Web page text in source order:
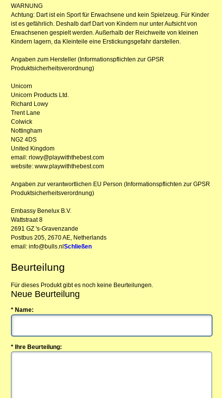
WARNUNG
Achtung: Dart ist ein Sport für Erwachsene und kein Spielzeug. Für Kinder
ist es gefährlich. Deshalb darf Dart von Kindern nur unter Aufsicht von
Erwachsenen gespielt werden. Außerhalb der Reichweite von kleinen
Kindern lagern, da Kleinteile eine Erstickungsgefahr darstellen.
Angaben zum Hersteller (Informationspflichten zur GPSR
Produktsicherheitsverordnung)
Unicorn
Unicorn Products Ltd.
Richard Lowy
Trent Lane
Colwick
Nottingham
NG2 4DS
United Kingdom
email: rlowy@playwiththebest.com
website: www.playwiththebest.com
Angaben zur verantwortlichen EU Person (Informationspflichten zur GPSR
Produktsicherheitsverordnung)
Embassy Benelux B.V.
Wattstraat 8
2691 GZ 's-Gravenzande
Postbus 205, 2670 AE, Netherlands
email: info@bulls.nlSchließen
Beurteilung
Für dieses Produkt gibt es noch keine Beurteilungen.
Neue Beurteilung
* Name:
* Ihre Beurteilung: